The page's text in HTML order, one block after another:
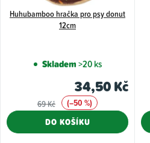
r
t
ů
Huhubamboo hračka pro psy donut
12cm
Skladem>20 ks
34,50 Kč
69 Kč
(–50 %)
DO KOŠÍKU